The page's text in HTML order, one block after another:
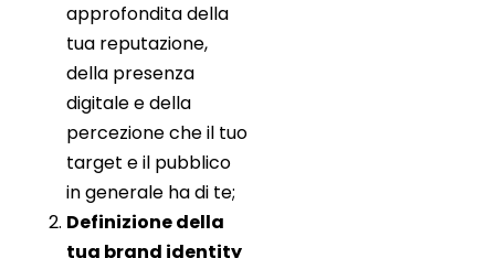
approfondita della
tua reputazione,
della presenza
digitale e della
percezione che il tuo
target e il pubblico
in generale ha di te;
Definizione della
tua brand identity